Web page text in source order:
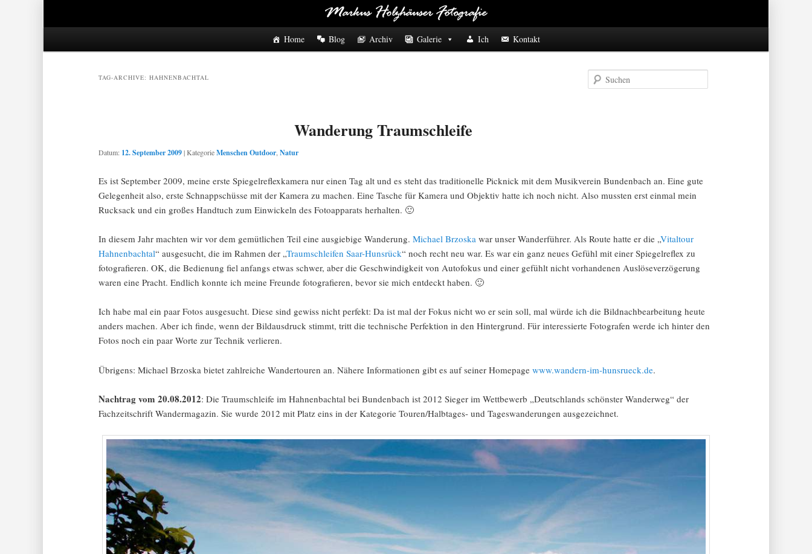
Home Blog Archiv Galerie Ich Kontakt
Suchen
TAG-ARCHIVE:HAHNENBACHTAL
Wanderung Traumschleife
Datum: 12. September 2009|KategorieMenschen Outdoor ,Natur
Es ist September 2009, meine erste Spiegelreflexkamera nur einen Tag alt und es steht das traditionelle Picknick mit dem Musikverein Bundenbach an. Eine gute
Gelegenheit also, erste Schnappschüsse mit der Kamera zu machen. Eine Tasche für Kamera und Objektiv hatte ich noch nicht. Also mussten erst einmal mein
Rucksack und ein großes Handtuch zum Einwickeln des Fotoapparats herhalten. 🙂
In diesem Jahr machten wir vor dem gemütlichen Teil eine ausgiebige Wanderung.Michael Brzoska war unser Wanderführer. Als Route hatte er die „Vitaltour
Hahnenbachtal“ ausgesucht, die im Rahmen der „Traumschleifen Saar-Hunsrück“ noch recht neu war. Es war ein ganz neues Gefühl mit einer Spiegelreflex zu
fotografieren. OK, die Bedienung fiel anfangs etwas schwer, aber die Geschwindigkeit von Autofokus und einer gefühlt nicht vorhandenen Auslöseverzögerung
waren eine Pracht. Endlich konnte ich meine Freunde fotografieren, bevor sie mich entdeckt haben. 🙂
Ich habe mal ein paar Fotos ausgesucht. Diese sind gewiss nicht perfekt: Da ist mal der Fokus nicht wo er sein soll, mal würde ich die Bildnachbearbeitung heute
anders machen. Aber ich finde, wenn der Bildausdruck stimmt, tritt die technische Perfektion in den Hintergrund. Für interessierte Fotografen werde ich hinter den
Fotos noch ein paar Worte zur Technik verlieren.
Übrigens: Michael Brzoska bietet zahlreiche Wandertouren an. Nähere Informationen gibt es auf seiner Homepagewww.wandern-im-hunsrueck.de.
Nachtrag vom 20.08.2012: Die Traumschleife im Hahnenbachtal bei Bundenbach ist 2012 Sieger im Wettbewerb „Deutschlands schönster Wanderweg“ der
Fachzeitschrift Wandermagazin. Sie wurde 2012 mit Platz eins in der Kategorie Touren/Halbtages- und Tageswanderungen ausgezeichnet.